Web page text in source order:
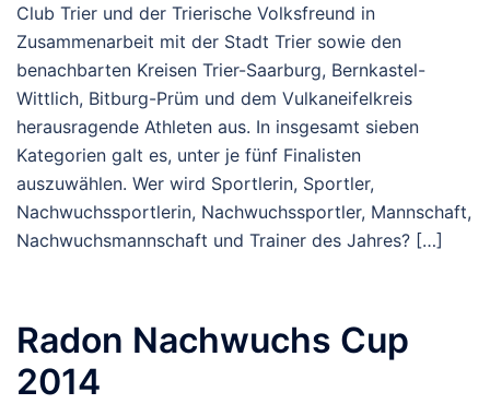
Club Trier und der Trierische Volksfreund in
Zusammenarbeit mit der Stadt Trier sowie den
benachbarten Kreisen Trier-Saarburg, Bernkastel-
Wittlich, Bitburg-Prüm und dem Vulkaneifelkreis
herausragende Athleten aus. In insgesamt sieben
Kategorien galt es, unter je fünf Finalisten
auszuwählen. Wer wird Sportlerin, Sportler,
Nachwuchssportlerin, Nachwuchssportler, Mannschaft,
Nachwuchsmannschaft und Trainer des Jahres? […]
Radon Nachwuchs Cup
2014